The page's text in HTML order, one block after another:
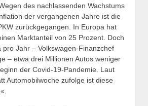
des nachlassenden Wachstums
der vergangenen Jahre ist die
zurückgegangen. In Europa hat
Marktanteil von 25 Prozent. Doch
pro Jahr – Volkswagen-Finanzchef
– etwa drei Millionen Autos weniger
der Covid-19-Pandemie. Laut
Automobilwoche zufolge ist diese